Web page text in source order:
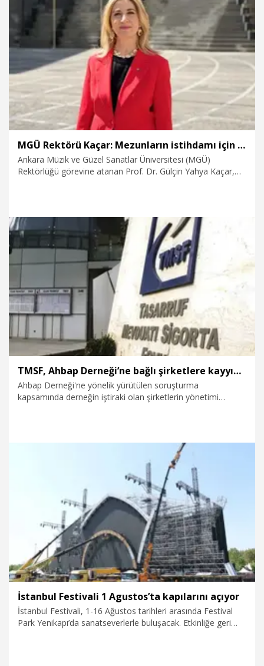
29.07.2026 Kültür&Sanat
MGÜ Rektörü Kaçar: Mezunların istihdamı için 4 bakanlıkla çalışma yapacağız
Ankara Müzik ve Güzel Sanatlar Üniversitesi (MGÜ)
Rektörlüğü görevine atanan Prof. Dr. Gülçin Yahya Kaçar,
geliştireceklerini, 4 bakanlıkla çalışma yapacaklarını bildirdi.
29.07.2026 Gündem
TMSF, Ahbap Derneği’ne bağlı şirketlere kayyım olarak atandı
Ahbap Derneği'ne yönelik yürütülen soruşturma
kapsamında derneğin iştiraki olan şirketlerin yönetimi
Gündem
İstanbul Festivali 1 Agustos’ta kapılarını açıyor
İstanbul Festivali, 1-16 Ağustos tarihleri arasında Festival
Park Yenikapı’da sanatseverlerle buluşacak. Etkinliğe geri